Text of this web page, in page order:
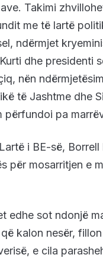
Takimi
me tё lartё
ndërmjet
dhe presidenti
nën
të Jashtme dhe
përfundoi pa
i BE-së,
për mosarritjen e
edhe sot ndonjë
kalon nesër,
e cila